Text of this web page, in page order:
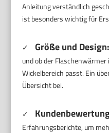
Anleitung verständlich
ist besonders wichtig für
✓ Größe und Design:
und ob der Flaschenwärmer
Wickelbereich passt. Ein
Übersicht bei.
✓
Erfahrungsberichte, um